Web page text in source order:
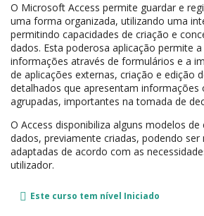
O Microsoft Access permite guardar e
uma forma organizada, utilizando uma
permitindo capacidades de criação e
dados. Esta poderosa aplicação permite
informações através de formulários e a
de aplicações externas, criação e edição
detalhados que apresentam informações
agrupadas, importantes na tomada de
O Access disponibiliza alguns modelos
dados, previamente criadas, podendo ser
adaptadas de acordo com as
utilizador.
Este curso tem nível Iniciado